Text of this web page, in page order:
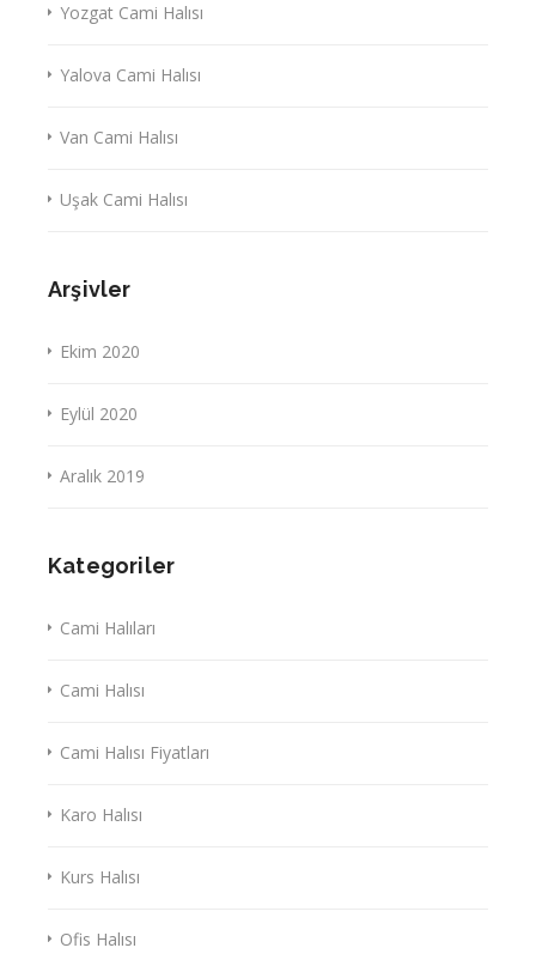
Yozgat Cami Halısı
Yalova Cami Halısı
Van Cami Halısı
Uşak Cami Halısı
Arşivler
Ekim 2020
Eylül 2020
Aralık 2019
Kategoriler
Cami Halıları
Cami Halısı
Cami Halısı Fiyatları
Karo Halısı
Kurs Halısı
Ofis Halısı